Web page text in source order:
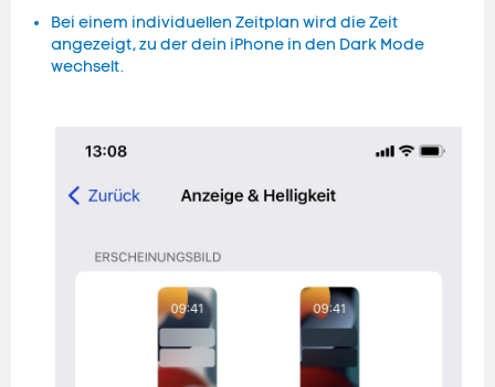
Bei einem individuellen Zeitplan wird die Zeit
angezeigt, zu der dein iPhone in den Dark Mode
wechselt.